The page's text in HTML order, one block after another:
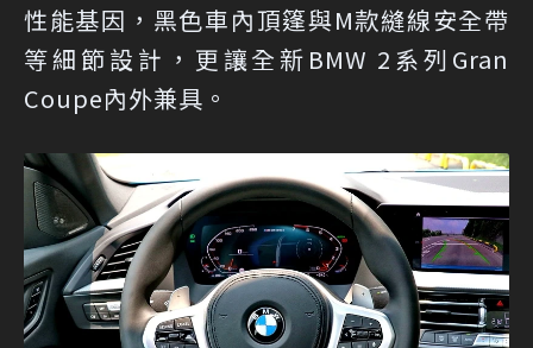
性能基因，黑色車內頂篷與M款縫線安全帶
等細節設計，更讓全新BMW 2系列Gran
Coupe內外兼具。